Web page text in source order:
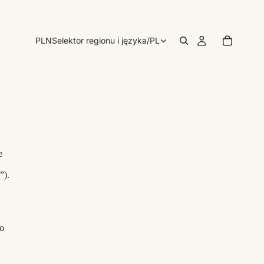
PLNSelektor regionu i języka/PL